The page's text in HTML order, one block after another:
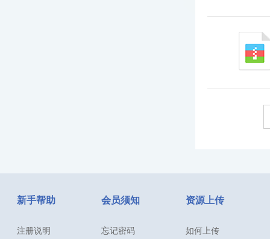
新手帮助
注册说明
会员须知
忘记密码
资源上传
如何上传